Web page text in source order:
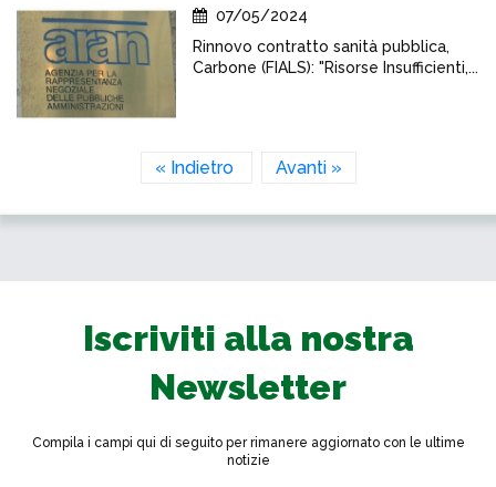
07/05/2024
Rinnovo contratto sanità pubblica,
Carbone (FIALS): "Risorse Insufficienti,...
« Indietro Avanti »
Iscriviti alla nostra
Newsletter
Compila i campi qui di seguito per rimanere aggiornato con le ultime
notizie